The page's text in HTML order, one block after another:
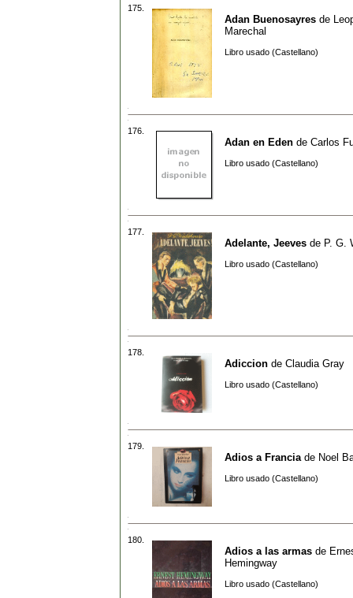
175.
Adan Buenosayres de
Marechal
Libro usado (Castellano)
176.
Adan en Eden de Carlos
Libro usado (Castellano)
177.
Adelante, Jeeves de P. G.
Libro usado (Castellano)
178.
Adiccion de Claudia Gray
Libro usado (Castellano)
179.
Adios a Francia de Noel
Libro usado (Castellano)
180.
Adios a las armas de
Hemingway
Libro usado (Castellano)